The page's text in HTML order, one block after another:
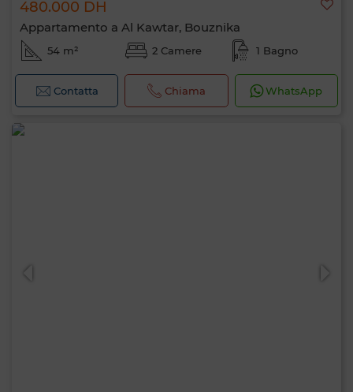
480.000 DH
Appartamento a Al Kawtar, Bouznika
54 m² 2 Camere 1 Bagno
Contatta Chiama WhatsApp